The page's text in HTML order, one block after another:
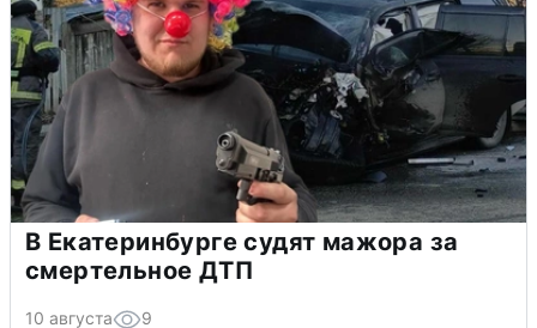
В Екатеринбурге судят мажора за
смертельное ДТП
10 августа 9